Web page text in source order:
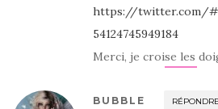
https://twitter.com/
54124745949184
Merci, je croise les
BUBBLE RÉPONDRE